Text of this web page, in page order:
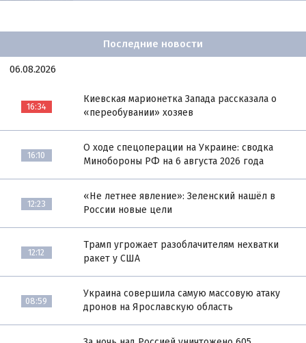
Последние новости
06.08.2026
16:34
Киевская марионетка Запада рассказала о
«переобувании» хозяев
16:10
О ходе спецоперации на Украине: сводка
Минобороны РФ на 6 августа 2026 года
12:23
«Не летнее явление»: Зеленский нашёл в
России новые цели
12:12
Трамп угрожает разоблачителям нехватки
ракет у США
08:59
Украина совершила самую массовую атаку
дронов на Ярославскую область